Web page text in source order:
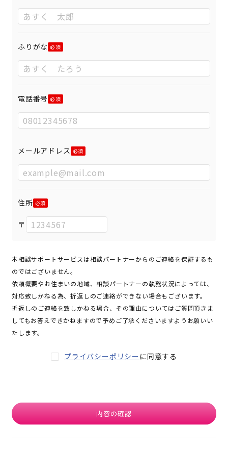
ふりがな
電話番号
メールアドレス
住所
〒
本相談サポートサービスは相談パートナーからのご連絡を保証するも
のではございません。
依頼概要やお住まいの地域、相談パートナーの執務状況によっては、
対応致しかねる為、折返しのご連絡ができない場合もございます。
折返しのご連絡を致しかねる場合、その理由についてはご質問頂きま
してもお答えできかねますので予めご了承くださいますようお願いい
たします。
プライバシーポリシー に同意する
内容の確認